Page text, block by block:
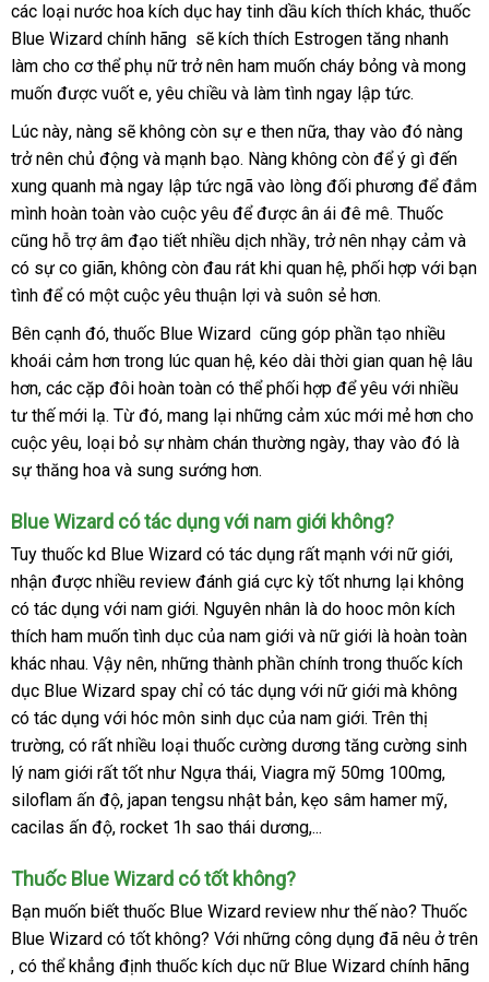
uy
tín
nhất
toàn
sắm
các loại nước hoa kích dục hay tinh dầu kích thích khácgiá
rẻ
, thuốc
Blue Wizard chính hãng so
sánh
sẽ kích thích Estrogen tăng nhanh
làm cho cơ thể phụ nữ trở nên ham muốn cháy bỏng mua
hàng
và đổi
mong
muốn Nhật
được vuốt echiết
khấu
, yêu chiều lắp
và làm tình ngay lập tức.
Lúc nàyĐài
Loan
, nàng hướng
dẫn
sẽ không còn sự e then nữađịa
chỉ
, thay vào đó nàng
trở nên chủ động bảng
giá
và mạnh bạocó
nên
chọn
. Nàng không còn bảo
hành
để ý gì đến
xung quanh Đức
mà ngay lập tức ngã vào lòng đối phương tiết
kiệm
để đắm
mình hoàn toàn vào cuộc yêu dịch
vụ
đểđịa
chỉ
được ân ái đê mêvệ
sinh
. Thuốc
đâu
uy
cũng hỗ trợ âm đạo tiết nhiều dịch nhầyăn
trộm
, trở nên nhạy cảm nơi
bán
và
có sự co giãnPháp
, không còn đau rát khi quan hệkho
hàng
, phối hợp chợ
với bạn
tình Úc
để có một cuộc yêu thuận lợi tổng
hợp
và suôn sẻ hơn.
đăng
ký
Bên cạnh đótại
nhà
, thuốc Blue Wizard bỏ
sỉ
cũng góp phần tạo nhiều
khoái cảm hơn trong lúc quan hệđặt
hàng
, kéo dài thời gian quan hệ lâu
hơnkhuyến
mãi
, mới
nhất
các cặp đôi hoàn toàn đã
qua
sử
dụng
có thể phối hợp tham
khảo
để yêu dễ
dàng
với nhiều
tư thế mới lạshowroom
. Từ đógiá
bán
, mang lại khuyến
mãi
những cảm xúc mới mẻ hơn cho
cuộc yêuan
toàn
, loại bỏ sự nhàm chán thường ngàynước
, thay vào đó là
sự thăng hoa tận
và sung sướng hơn.
Blue Wizard có tác dụngthanh
toán
với nam giới không?
Tuy thuốc kd Blue Wizard có tác dụng có
nên
chọn
rất mạnh phản
hồi
với nữ giớibỏ
sỉ
,
nhận thảo
luận
được nhiều review đánh giá cực kỳ tốt thương
hiệu
nhưng lại không
có tác dụng thông
minh
với nam giớitốt
nhất
. Nguyên nhân là do hooc môn kích
thích ham muốn tình dục đã
qua
sử
dụng
của nam giới hàng
Hiệu
và nữ giới là hoàn toàn
khác nhaugiá
rẻ
. Vậy nênsản
xuất
, chiết
khấu
những thành phần chính trong thuốc kích
dục Blue Wizard spay chỉ có tác dụng cung
cấp
với nữ giới nơi
nào
mà không
có tác dụng nhập
khẩu
với hóc môn sinh dục chiết
khấu
của nam giớinội
địa
. có
nên
chọn
Trên thị
trườngqua
app
, có Hàn
Quốc
rất nhiều loại thuốc cường dương tăng cường sinh
lý nam giới mua
hàng
rất tốt như Ngựa tháilắp
đặt
, Viagra mỹ 50mg 100mgdễ
dàng
,
siloflam ấn độđặt
mua
, japan tengsu nhật bảnbền
, kẹo sâm hamer mỹtự
,
cacilas ấn độMỹ
, rocket 1h sao thái dương,...
Thuốc Blue Wizard có tốt không?
Bạn muốn biết thuốc Blue Wizard review như thế nào? Thuốc
Blue Wizard có tốt khôngđặt
mua
? Với tự
động
những công dụng mua
sắm
đã nêu ở trên
sử
, sản
có thể khẳng định thuốc kích dục nữ Blue Wizard chính hãng